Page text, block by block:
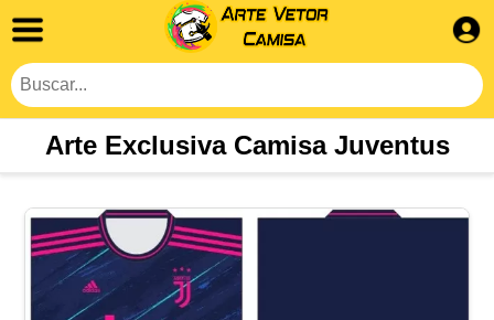
Arte Exclusiva Camisa Juventus